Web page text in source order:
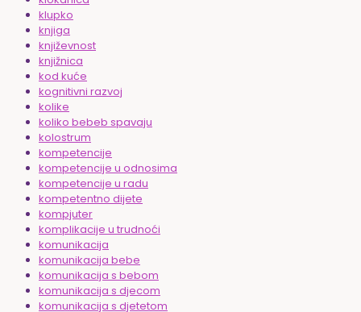
klupko
knjiga
književnost
knjižnica
kod kuće
kognitivni razvoj
kolike
koliko bebeb spavaju
kolostrum
kompetencije
kompetencije u odnosima
kompetencije u radu
kompetentno dijete
kompjuter
komplikacije u trudnoći
komunikacija
komunikacija bebe
komunikacija s bebom
komunikacija s djecom
komunikacija s djetetom